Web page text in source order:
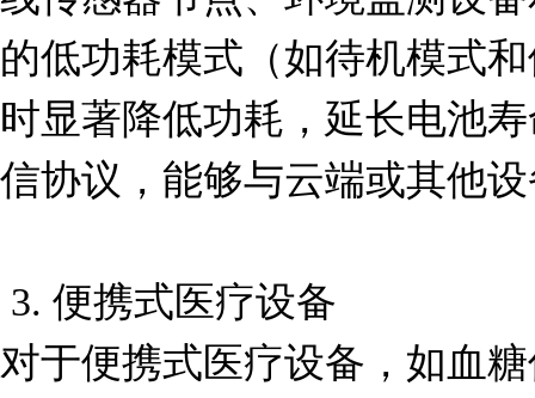
的低功耗模式（如待机模式
时显著降低功耗，延长电池
信协议，能够与云端或其他
对于便携式医疗设备，如血